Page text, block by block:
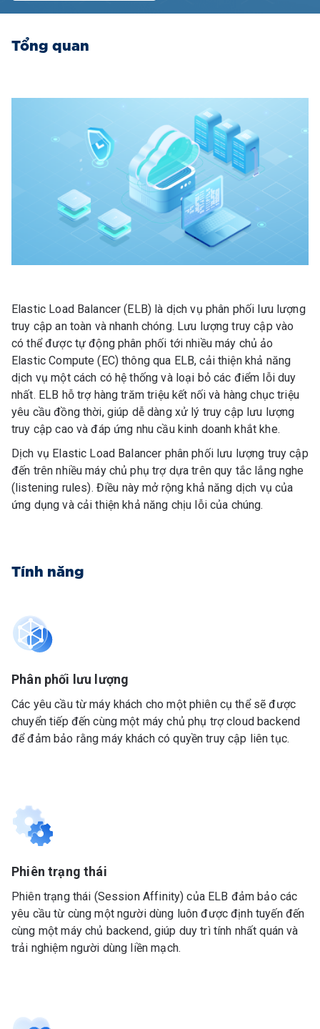
Tổng quan
Elastic Load Balancer (ELB) là dịch vụ phân phối lưu lượng
truy cập an toàn và nhanh chóng. Lưu lượng truy cập vào
có thể được tự động phân phối tới nhiều máy chủ ảo
Elastic Compute (EC) thông qua ELB, cải thiện khả năng
dịch vụ một cách có hệ thống và loại bỏ các điểm lỗi duy
nhất. ELB hỗ trợ hàng trăm triệu kết nối và hàng chục triệu
yêu cầu đồng thời, giúp dễ dàng xử lý truy cập lưu lượng
truy cập cao và đáp ứng nhu cầu kinh doanh khắt khe.
Dịch vụ Elastic Load Balancer phân phối lưu lượng truy cập
đến trên nhiều máy chủ phụ trợ dựa trên quy tắc lắng nghe
(listening rules). Điều này mở rộng khả năng dịch vụ của
ứng dụng và cải thiện khả năng chịu lỗi của chúng.
Tính năng
Phân phối lưu lượng
Các yêu cầu từ máy khách cho một phiên cụ thể sẽ được
chuyển tiếp đến cùng một máy chủ phụ trợ cloud backend
để đảm bảo rằng máy khách có quyền truy cập liên tục.
Phiên trạng thái
Phiên trạng thái (Session Affinity) của ELB đảm bảo các
yêu cầu từ cùng một người dùng luôn được định tuyến đến
cùng một máy chủ backend, giúp duy trì tính nhất quán và
trải nghiệm người dùng liền mạch.